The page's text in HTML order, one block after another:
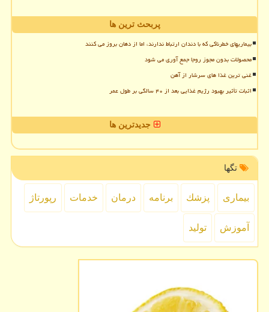
پربحث ترین ها
بیماریهای خطرناکی که با دندان ارتباط ندارند، اما از دهان بروز می کنند
محصولات بدون مجوز روجا جمع آوری می شود
غنی ترین غذا های سرشار از آهن
اثبات تأثیر بهبود رژیم غذایی بعد از ۴۰ سالگی بر طول عمر
جدیدترین ها
تگها
بیماری پزشك برنامه درمان خدمات رپورتاژ
آموزش تولید